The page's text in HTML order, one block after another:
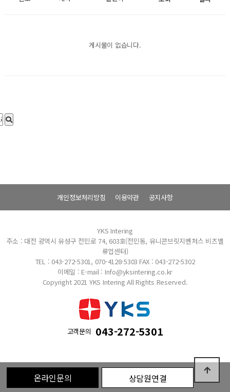
게시물이 없습니다.
개인정보처리방침 이용약관 공지사항
YKS Intering
주소 : 대전 광역시 유성구 전민로 74, 603호(전민동, 유니콘브릿지벤처스 비즈밸
류업센터)
TEL : 043-272-5301, 070-4128-5303 FAX : 043-272-5302
이메일 : E-mail : Info@yksintering.co.kr
Copyright 2021 YKS Intering All Rights Reserved.
고객문의 043-272-5301
온라인문의 상담원연결